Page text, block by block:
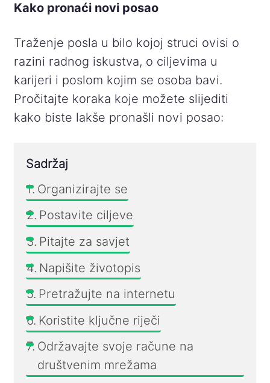
Kako pronaći novi posao
Traženje posla u bilo kojoj struci ovisi o
razini radnog iskustva, o ciljevima u
karijeri i poslom kojim se osoba bavi.
Pročitajte koraka koje možete slijediti
kako biste lakše pronašli novi posao:
Sadržaj
Organizirajte se
Postavite ciljeve
Pitajte za savjet
Napišite životopis
Pretražujte na internetu
Koristite ključne riječi
Održavajte svoje račune na
društvenim mrežama